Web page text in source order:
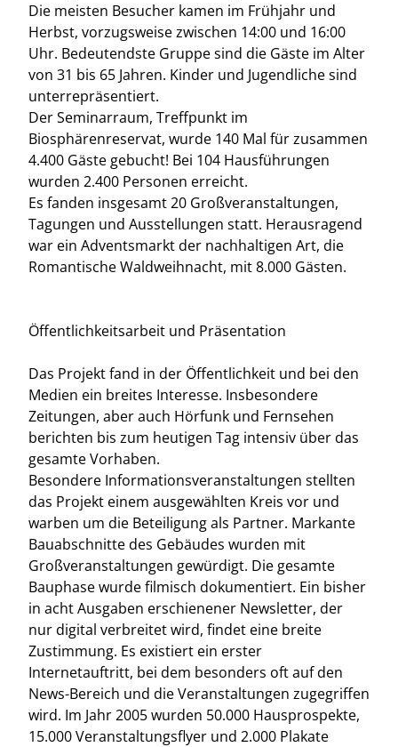
Die meisten Besucher kamen im Frühjahr und
Herbst, vorzugsweise zwischen 14:00 und 16:00
Uhr. Bedeutendste Gruppe sind die Gäste im Alter
von 31 bis 65 Jahren. Kinder und Jugendliche sind
unterrepräsentiert.
Der Seminarraum, Treffpunkt im
Biosphärenreservat, wurde 140 Mal für zusammen
4.400 Gäste gebucht! Bei 104 Hausführungen
wurden 2.400 Personen erreicht.
Es fanden insgesamt 20 Großveranstaltungen,
Tagungen und Ausstellungen statt. Herausragend
war ein Adventsmarkt der nachhaltigen Art, die
Romantische Waldweihnacht, mit 8.000 Gästen.
Öffentlichkeitsarbeit und Präsentation
Das Projekt fand in der Öffentlichkeit und bei den
Medien ein breites Interesse. Insbesondere
Zeitungen, aber auch Hörfunk und Fernsehen
berichten bis zum heutigen Tag intensiv über das
gesamte Vorhaben.
Besondere Informationsveranstaltungen stellten
das Projekt einem ausgewählten Kreis vor und
warben um die Beteiligung als Partner. Markante
Bauabschnitte des Gebäudes wurden mit
Großveranstaltungen gewürdigt. Die gesamte
Bauphase wurde filmisch dokumentiert. Ein bisher
in acht Ausgaben erschienener Newsletter, der
nur digital verbreitet wird, findet eine breite
Zustimmung. Es existiert ein erster
Internetauftritt, bei dem besonders oft auf den
News-Bereich und die Veranstaltungen zugegriffen
wird. Im Jahr 2005 wurden 50.000 Hausprospekte,
15.000 Veranstaltungsflyer und 2.000 Plakate